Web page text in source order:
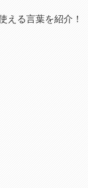
える言葉を紹介！